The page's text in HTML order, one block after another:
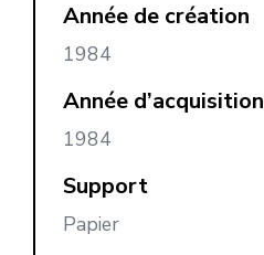
Année de création
1984
Année d’acquisition
1984
Support
Papier